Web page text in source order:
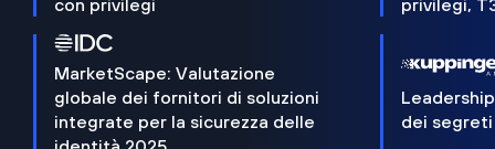
con privilegi
privilegi,
MarketScape: Valutazione
globale dei fornitori di soluzioni
integrate per la sicurezza delle
dei segreti